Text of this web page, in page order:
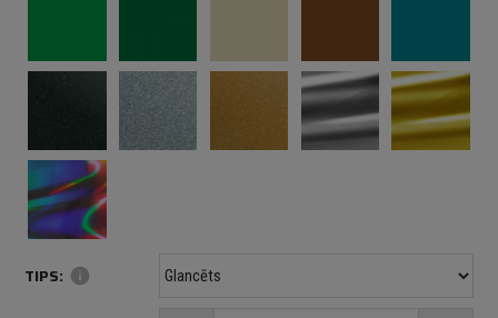
TIPS: info